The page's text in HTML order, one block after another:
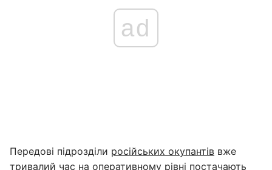
ad
Передові підрозділи російських окупантів вже
тривалий час на оперативному рівні постачають